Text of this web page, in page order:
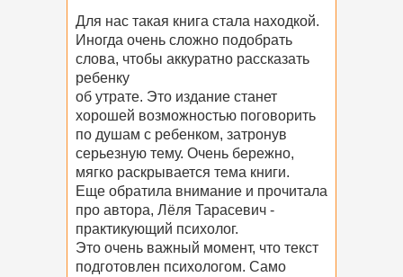
Для нас такая книга стала находкой.
Иногда очень сложно подобрать
слова, чтобы аккуратно рассказать
ребенку
об утрате. Это издание станет
хорошей возможностью поговорить
по душам с ребенком, затронув
серьезную тему. Очень бережно,
мягко раскрывается тема книги.
Еще обратила внимание и прочитала
про автора, Лёля Тарасевич -
практикующий психолог.
Это очень важный момент, что текст
подготовлен психологом. Само